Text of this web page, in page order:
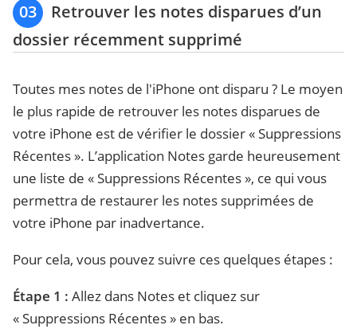
03
Retrouver les notes disparues d’un
dossier récemment supprimé
Toutes mes notes de l'iPhone ont disparu ? Le moyen
le plus rapide de retrouver les notes disparues de
votre iPhone est de vérifier le dossier « Suppressions
Récentes ». L’application Notes garde heureusement
une liste de « Suppressions Récentes », ce qui vous
permettra de restaurer les notes supprimées de
votre iPhone par inadvertance.
Pour cela, vous pouvez suivre ces quelques étapes :
Étape 1 : Allez dans Notes et cliquez sur
« Suppressions Récentes » en bas.